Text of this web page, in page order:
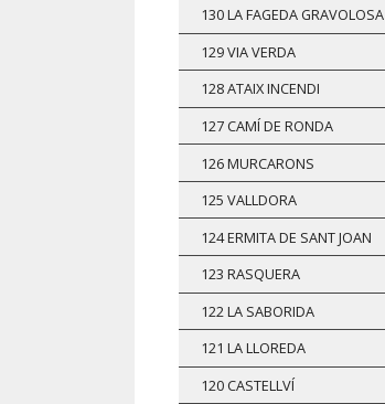
130 LA FAGEDA GRAVOLOSA
129 VIA VERDA
128 ATAIX INCENDI
127 CAMÍ DE RONDA
126 MURCARONS
125 VALLDORA
124 ERMITA DE SANT JOAN
123 RASQUERA
122 LA SABORIDA
121 LA LLOREDA
120 CASTELLVÍ